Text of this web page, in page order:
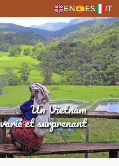
EN ES IT
Un Vietnam
et surprenant